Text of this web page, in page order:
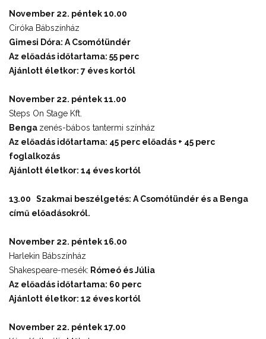
November 22. péntek 10.00
Ciróka Bábszínház
Gimesi Dóra: A Csomótündér
Az előadás időtartama: 55 perc
Ajánlott életkor: 7 éves kortól
November 22. péntek 11.00
Steps On Stage Kft.
Benga zenés-bábos tantermi színház
Az előadás időtartama: 45 perc előadás + 45 perc
foglalkozás
Ajánlott életkor: 14 éves kortól
13.00 Szakmai beszélgetés: A Csomótündér és a Benga
című előadásokról.
November 22. péntek 16.00
Harlekin Bábszínház
Shakespeare-mesék: Rómeó és Júlia
Az előadás időtartama: 60 perc
Ajánlott életkor: 12 éves kortól
November 22. péntek 17.00